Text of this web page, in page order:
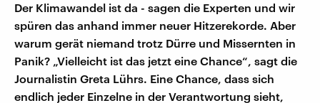
Der Klimawandel ist da - sagen die Experten und wir
spüren das anhand immer neuer Hitzerekorde. Aber
warum gerät niemand trotz Dürre und Missernten in
Panik? „Vielleicht ist das jetzt eine Chance“, sagt die
Journalistin Greta Lührs. Eine Chance, dass sich
endlich jeder Einzelne in der Verantwortung sieht,